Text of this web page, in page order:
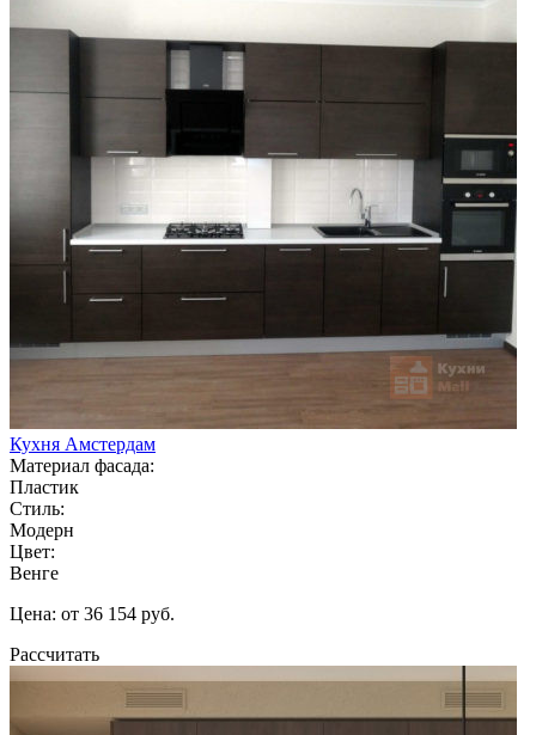
Кухня Амстердам
Материал фасада:
Пластик
Стиль:
Модерн
Цвет:
Венге
Цена: от 36 154 руб.
Рассчитать